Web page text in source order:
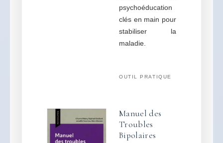
psychoéducation
clés en main pour
stabiliser la
maladie.
OUTIL PRATIQUE
Manuel des
Troubles
Bipolaires